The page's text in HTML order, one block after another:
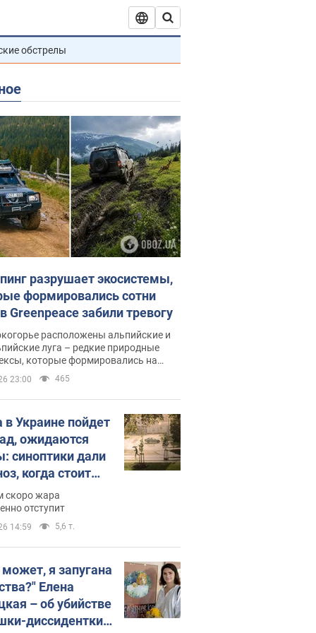
обстрелы
разрушает экосистемы,
формировались сотни
Greenpeace забили тревогу
расположены альпийские и
луга – редкие природные
которые формировались на
сотен лет
23:00 465
Украине пойдет
ожидаются
синоптики дали
когда стоит
изменения
скоро жара
отступит
14:59 5,6 т.
я запугана
Елена
– об убийстве
диссидентки